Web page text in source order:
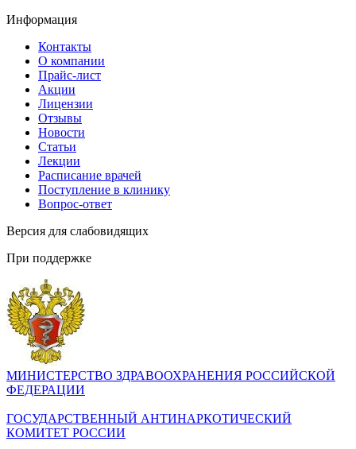
Информация
Контакты
О компании
Прайс-лист
Акции
Лицензии
Отзывы
Новости
Статьи
Лекции
Расписание врачей
Поступление в клинику
Вопрос-ответ
Версия для слабовидящих
При поддержке
МИНИСТЕРСТВО ЗДРАВООХРАНЕНИЯ РОССИЙСКОЙ
ФЕДЕРАЦИИ
ГОСУДАРСТВЕННЫЙ АНТИНАРКОТИЧЕСКИЙ
КОМИТЕТ РОССИИ